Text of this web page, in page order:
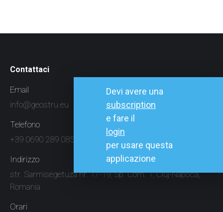
Devi avere una
subscription
e fare il
login
per usare questa
applicazione
Contattaci
Email
info@geostru.eu
Telefono
+39 0690 289 085
Indirizzo
str. Sarmisegetuza nr. 17-19, Sp. Com. 1, Cluj-Napoca,
Romania
Orari